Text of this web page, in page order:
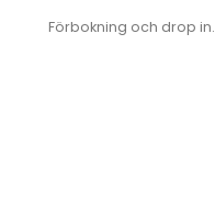
Förbokning och drop in.